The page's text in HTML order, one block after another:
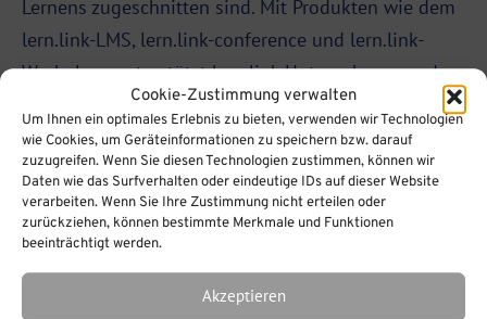
Cookie-Zustimmung verwalten
Um Ihnen ein optimales Erlebnis zu bieten, verwenden wir Technologien
wie Cookies, um Geräteinformationen zu speichern bzw. darauf
zuzugreifen. Wenn Sie diesen Technologien zustimmen, können wir
Daten wie das Surfverhalten oder eindeutige IDs auf dieser Website
verarbeiten. Wenn Sie Ihre Zustimmung nicht erteilen oder
zurückziehen, können bestimmte Merkmale und Funktionen
beeinträchtigt werden.
Akzeptieren
Lernens zugeschnitten sind. Mit Produkten wie dem
lern.link-LMS, lern.link-conference und lern.link-
Workplace unterstützt lern.link Unternehmen und
Bildungseinrichtungen dabei, ein interaktives und
benutzerfreundliches Lernerlebnis zu schaffen.
lern.link-LMS
Das lern.link-LMS
Plattform, die es ermöglicht, Kurse